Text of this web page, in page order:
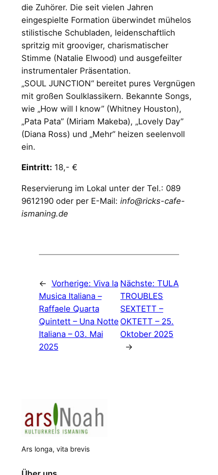
die Zuhörer. Die seit vielen Jahren
eingespielte Formation überwindet mühelos
stilistische Schubladen, leidenschaftlich
spritzig mit grooviger, charismatischer
Stimme (Natalie Elwood) und ausgefeilter
instrumentaler Präsentation.
„SOUL JUNCTION“ bereitet pures Vergnügen
mit großen Soulklassikern. Bekannte Songs,
wie „How will I know” (Whitney Houston),
„Pata Pata” (Miriam Makeba), „Lovely Day”
(Diana Ross) und „Mehr” heizen seelenvoll
ein.
Eintritt: 18,- €
Reservierung im Lokal unter der Tel.: 089
9612190 oder per E-Mail: info@ricks-cafe-
ismaning.de
← Vorherige: Viva la
Musica Italiana –
Raffaele Quarta
Quintett – Una Notte
Italiana – 03. Mai
2025
Nächste:TULA
TROUBLES
SEXTETT –
OKTETT – 25.
Oktober 2025
→
Ars longa, vita brevis